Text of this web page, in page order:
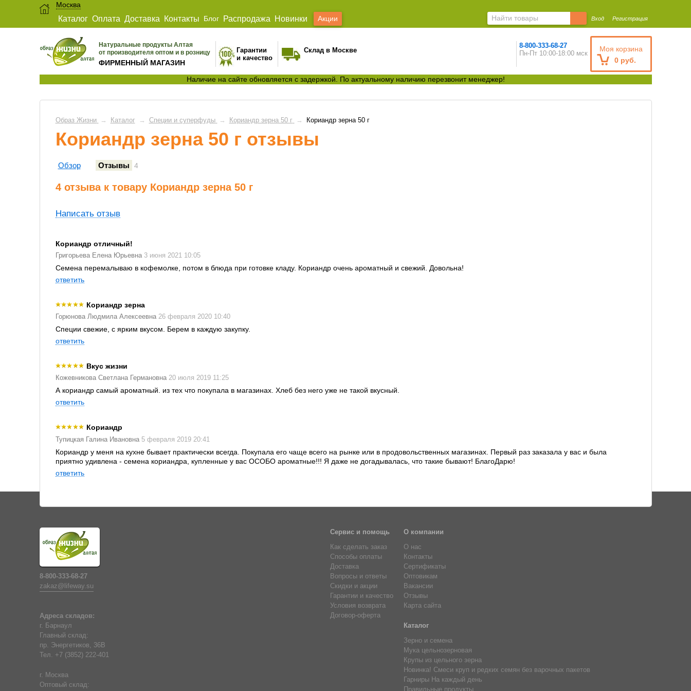
Москва
Каталог Оплата Доставка Контакты Блог Распродажа Новинки Акции Вход Регистрация
Натуральные продукты Алтая
от производителя оптом и в розницу
ФИРМЕННЫЙ МАГАЗИН
Гарантии
и качество
Склад в Москве
Моя корзина
0 руб.
8-800-333-68-27
Пн-Пт 10:00-18:00 мск
Наличие на сайте обновляется с задержкой. По актуальному наличию перезвонит менеджер!
Образ Жизни → Каталог → Специи и суперфуды → Кориандр зерна 50 г → Кориандр зерна 50 г
Кориандр зерна 50 г отзывы
Обзор Отзывы 4
4 отзыва к товару Кориандр зерна 50 г
Написать отзыв
Кориандр отличный!
Григорьева Елена Юрьевна 3 июня 2021 10:05
Семена перемалываю в кофемолке, потом в блюда при готовке кладу. Кориандр очень ароматный и свежий. Довольна!
ответить
Кориандр зерна
Горюнова Людмила Алексеевна 26 февраля 2020 10:40
Специи свежие, с ярким вкусом. Берем в каждую закупку.
ответить
Вкус жизни
Кожевникова Светлана Германовна 20 июля 2019 11:25
А кориандр самый ароматный. из тех что покупала в магазинах. Хлеб без него уже не такой вкусный.
ответить
Кориандр
Тупицкая Галина Ивановна 5 февраля 2019 20:41
Кориандр у меня на кухне бывает практически всегда. Покупала его чаще всего на рынке или в продовольственных магазинах. Первый раз заказала у вас и была
приятно удивлена - семена кориандра, купленные у вас ОСОБО ароматные!!! Я даже не догадывалась, что такие бывают! БлагоДарю!
ответить
8-800-333-68-27
zakaz@lifeway.su
Адреса складов:
г. Барнаул
Главный склад:
пр. Энергетиков, 36В
Тел. +7 (3852) 222-401
г. Москва
Оптовый склад:
Сервис и помощь
Как сделать заказ
Способы оплаты
Доставка
Вопросы и ответы
Скидки и акции
Гарантии и качество
Условия возврата
Договор-оферта
О компании
О нас
Контакты
Сертификаты
Оптовикам
Вакансии
Отзывы
Карта сайта
Каталог
Зерно и семена
Мука цельнозерновая
Крупы из цельного зерна
Новинка! Смеси круп и редких семян без варочных пакетов
Гарниры На каждый день
Правильные продукты